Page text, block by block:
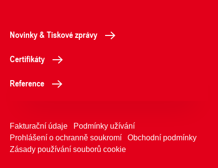
Novinky & Tiskové zprávy
Certifikáty
Reference
Fakturační údaje
Podmínky užívání
Prohlášení o ochranně soukromí
Obchodní podmínky
Zásady používání souborů cookie